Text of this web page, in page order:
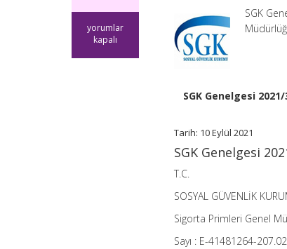
SGK
Genelgesi
yorumlar
kapalı
SGK
SGK Genelgesi
Tarih: 10 Eylül 2021
SGK Genelgesi
T.C.
SOSYAL GÜVENLİK
Sigorta Primleri Genel
Sayı : E-41481264-